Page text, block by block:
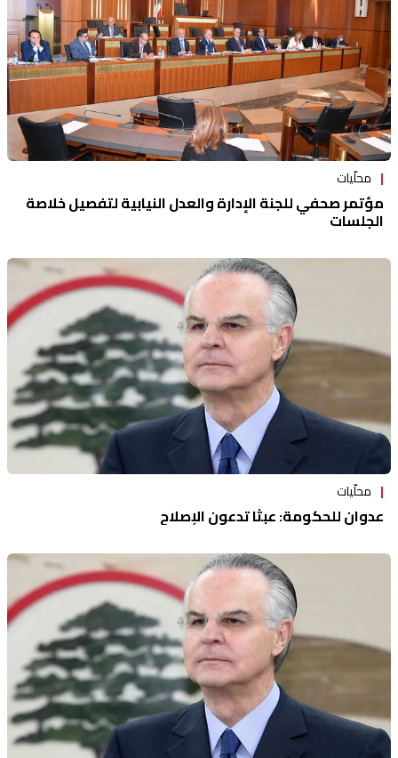
محلّيات
مؤتمر صحفي للجنة الإدارة والعدل النيابية لتفصيل خلاصة
الجلسات
محلّيات
عدوان للحكومة: عبثا تدعون الإصلاح